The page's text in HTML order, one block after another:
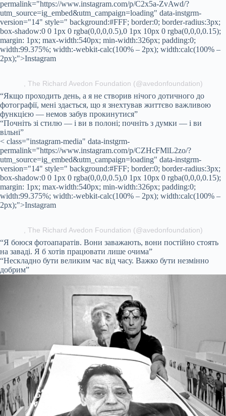
permalink="https://www.instagram.com/p/C2x5a-ZvAwd/?
utm_source=ig_embed&utm_campaign=loading" data-instgrm-
version="14" style=" background:#FFF; border:0; border-radius:3px;
box-shadow:0 0 1px 0 rgba(0,0,0,0.5),0 1px 10px 0 rgba(0,0,0,0.15);
margin: 1px; max-width:540px; min-width:326px; padding:0;
width:99.375%; width:-webkit-calc(100% – 2px); width:calc(100% –
2px);">Instagram
, The Richard Avedon Foundation (@avedonfoundation)
“Якщо проходить день, а я не створив нічого дотичного до
фотографії, мені здається, що я знехтував життєво важливою
функцією — немов забув прокинутися”
“Почніть зі стилю — і ви в полоні; почніть з думки — і ви
вільні”
< class="instagram-media" data-instgrm-
permalink="https://www.instagram.com/p/CZHcFMlL2zo/?
utm_source=ig_embed&utm_campaign=loading" data-instgrm-
version="14" style=" background:#FFF; border:0; border-radius:3px;
box-shadow:0 0 1px 0 rgba(0,0,0,0.5),0 1px 10px 0 rgba(0,0,0,0.15);
margin: 1px; max-width:540px; min-width:326px; padding:0;
width:99.375%; width:-webkit-calc(100% – 2px); width:calc(100% –
2px);">Instagram
, The Richard Avedon Foundation (@avedonfoundation)
“Я боюся фотоапаратів. Вони заважають, вони постійно стоять
на заваді. Я б хотів працювати лише очима”
“Нескладно бути великим час від часу. Важко бути незмінно
добрим”